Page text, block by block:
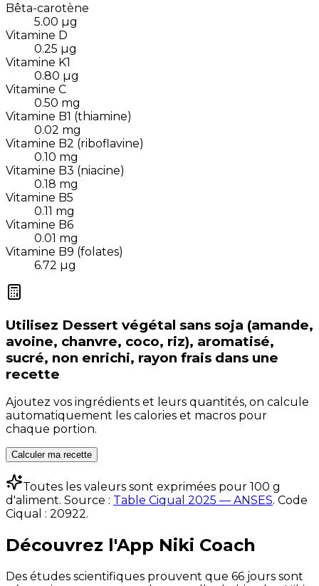
Bêta-carotène
5.00 µg
Vitamine D
0.25 µg
Vitamine K1
0.80 µg
Vitamine C
0.50 mg
Vitamine B1 (thiamine)
0.02 mg
Vitamine B2 (riboflavine)
0.10 mg
Vitamine B3 (niacine)
0.18 mg
Vitamine B5
0.11 mg
Vitamine B6
0.01 mg
Vitamine B9 (folates)
6.72 µg
Utilisez Dessert végétal sans soja (amande,
avoine, chanvre, coco, riz), aromatisé,
sucré, non enrichi, rayon frais dans une
recette
Ajoutez vos ingrédients et leurs quantités, on calcule
automatiquement les calories et macros pour
chaque portion.
Calculer ma recette
Toutes les valeurs sont exprimées pour 100 g
d'aliment. Source : Table Ciqual 2025 — ANSES. Code
Ciqual : 20922.
Découvrez l'App Niki Coach
Des études scientifiques prouvent que 66 jours sont